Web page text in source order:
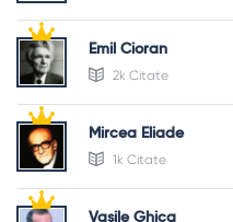
Emil Cioran
2k Citate
Mircea Eliade
1k Citate
Vasile Ghica